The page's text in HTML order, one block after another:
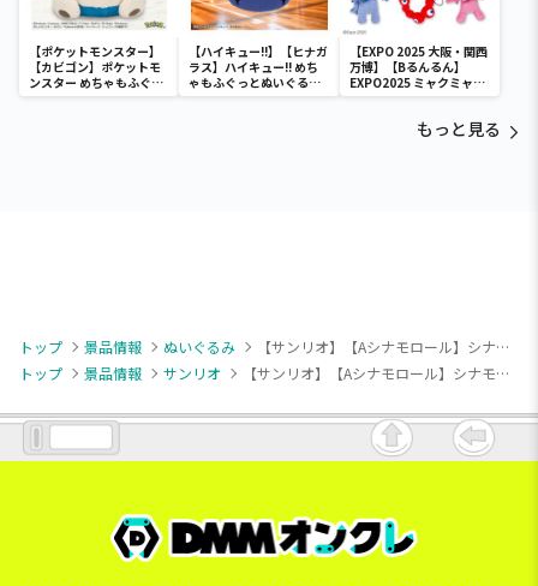
【ポケットモンスター】
【カビゴン】ポケットモ
ンスター めちゃもふぐっ
と ほっこりいやされぬい
【ハイキュー!!】【ヒナガ
ラス】ハイキュー!! めち
ゃもふぐっとぬいぐるみ
～ヒナガラス～
【EXPO 2025 大阪・関西
万博】【Bるんるん】
EXPO2025 ミャクミャク
カラフルゴム紐付きぬい
もっと見る
トップ 景品情報 ぬいぐるみ
【サンリオ】【Aシナモロール】シナモロール ならべてどーみぃふれんず おおきい！ぬいぐるみ～シナモンフレンズ～
トップ
景品情報 サンリオ 【サンリオ】【Aシナモロール】シナモロール ならべてどーみぃふれんず おおきい！ぬいぐるみ～シナモンフレンズ～